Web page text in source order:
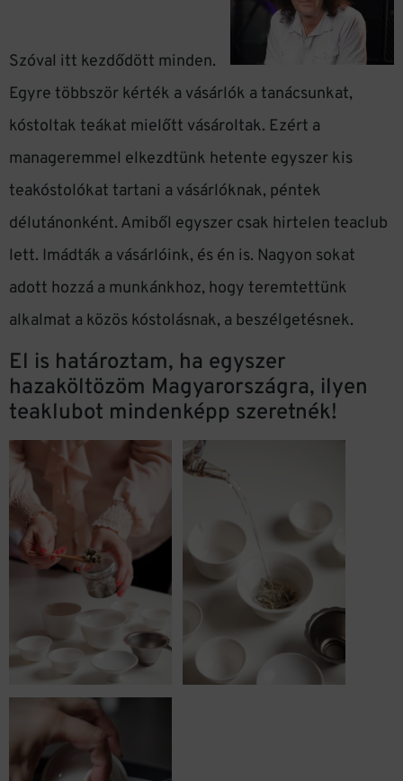
Szóval itt kezdődött minden.
Egyre többször kérték a vásárlók a tanácsunkat,
kóstoltak teákat mielőtt vásároltak. Ezért a
manageremmel elkezdtünk hetente egyszer kis
teakóstolókat tartani a vásárlóknak, péntek
délutánonként. Amiből egyszer csak hirtelen teaclub
lett. Imádták a vásárlóink, és én is. Nagyon sokat
adott hozzá a munkánkhoz, hogy teremtettünk
alkalmat a közös kóstolásnak, a beszélgetésnek.
El is határoztam, ha egyszer
hazaköltözöm Magyarországra, ilyen
teaklubot mindenképp szeretnék!